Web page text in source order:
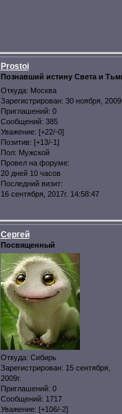
Prostoi
Познавший истину Света и
Откуда: Москва
Зарегистрирован: 30 ноября,
Приглашений: 0
Сообщений: 385
Уважение: [+22/-0]
Позитив: [+13/-1]
Пол: Мужской
Провел на форуме:
20 дней 10 часов
Последний визит:
16 сентября, 2017г. 14:58:47
Сергей
Посвященный
Откуда: Сибирь
Зарегистрирован: 15 сентября,
2009г.
Приглашений: 0
Сообщений: 1717
Уважение: [+106/-2]